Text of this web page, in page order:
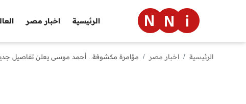
الرئيسية اخبار مصر
الرئيسية اخبار مصر مؤامرة مكشوفة.. أحمد موسى يعلن تفاصيل